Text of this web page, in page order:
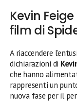
Kevin
film di
A riaccendere
dichiarazioni di
che hanno
rappresenti un
nuova fase per il